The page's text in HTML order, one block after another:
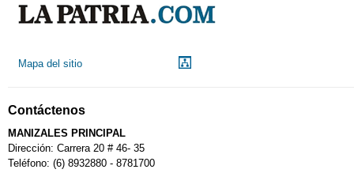
Mapa del sitio
Contáctenos
MANIZALES PRINCIPAL
Dirección: Carrera 20 # 46- 35
Teléfono: (6) 8932880 - 8781700